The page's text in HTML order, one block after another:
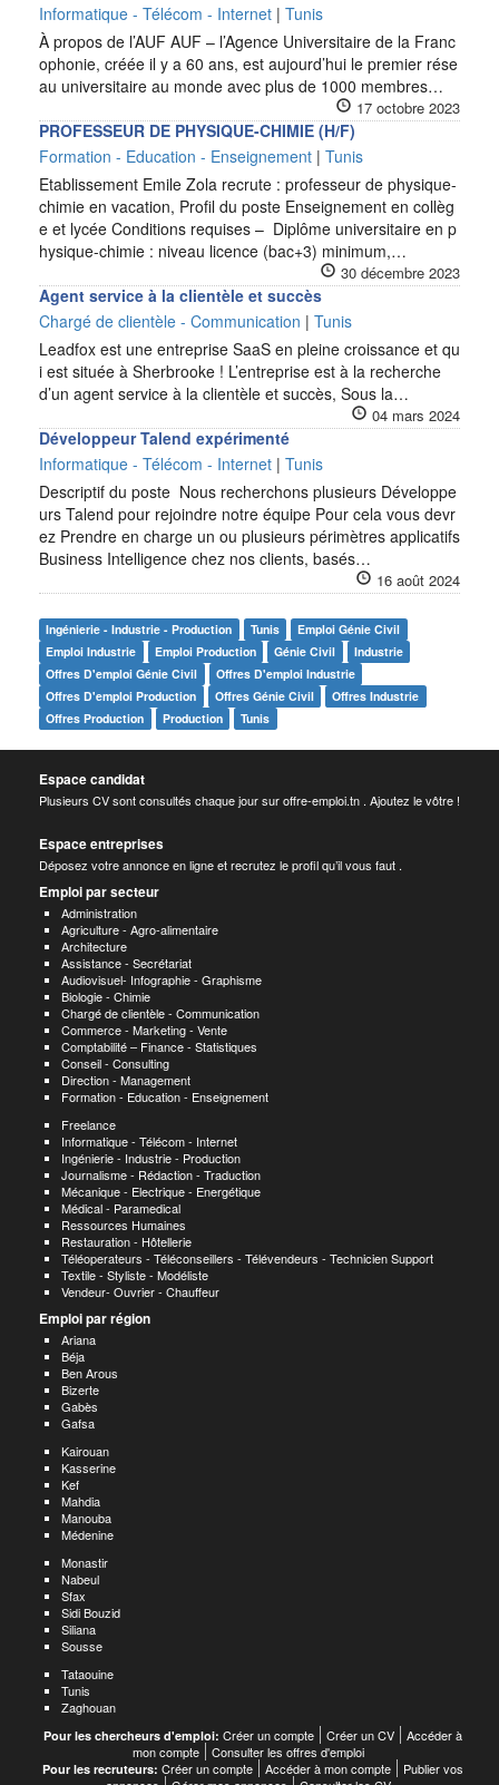
Informatique - Télécom - Internet | Tunis
À propos de l’AUF AUF – l’Agence Universitaire de la Franc
ophonie, créée il y a 60 ans, est aujourd’hui le premier rése
au universitaire au monde avec plus de 1000 membres…
17 octobre 2023
PROFESSEUR DE PHYSIQUE-CHIMIE (H/F)
Formation - Education - Enseignement | Tunis
Etablissement Emile Zola recrute : professeur de physique-
chimie en vacation, Profil du poste Enseignement en collèg
e et lycée Conditions requises – Diplôme universitaire en p
hysique-chimie : niveau licence (bac+3) minimum,…
30 décembre 2023
Agent service à la clientèle et succès
Chargé de clientèle - Communication | Tunis
Leadfox est une entreprise SaaS en pleine croissance et qu
i est située à Sherbrooke ! L’entreprise est à la recherche
d’un agent service à la clientèle et succès, Sous la…
04 mars 2024
Développeur Talend expérimenté
Informatique - Télécom - Internet | Tunis
Descriptif du poste Nous recherchons plusieurs Développe
urs Talend pour rejoindre notre équipe Pour cela vous devr
ez Prendre en charge un ou plusieurs périmètres applicatifs
Business Intelligence chez nos clients, basés…
16 août 2024
Ingénierie - Industrie - Production Tunis
Emploi Génie Civil
Emploi Industrie
Emploi Production Génie Civil
Industrie
Offres D'emploi Génie Civil
Offres D'emploi Industrie
Offres D'emploi Production
Offres Génie Civil
Offres Industrie
Offres Production
Production Tunis
Espace candidat
Plusieurs CV sont consultés chaque jour sur offre-emploi.tn . Ajoutez le vôtre !
Espace entreprises
Déposez votre annonce en ligne et recrutez le profil qu’il vous faut .
Emploi par secteur
Administration
Agriculture - Agro-alimentaire
Architecture
Assistance - Secrétariat
Audiovisuel- Infographie - Graphisme
Biologie - Chimie
Chargé de clientèle - Communication
Commerce - Marketing - Vente
Comptabilité – Finance - Statistiques
Conseil - Consulting
Direction - Management
Formation - Education - Enseignement
Freelance
Informatique - Télécom - Internet
Ingénierie - Industrie - Production
Journalisme - Rédaction - Traduction
Mécanique - Electrique - Energétique
Médical - Paramedical
Ressources Humaines
Restauration - Hôtellerie
Téléoperateurs - Téléconseillers - Télévendeurs - Technicien Support
Textile - Styliste - Modéliste
Vendeur- Ouvrier - Chauffeur
Emploi par région
Ariana
Béja
Ben Arous
Bizerte
Gabès
Gafsa
Kairouan
Kasserine
Kef
Mahdia
Manouba
Médenine
Monastir
Nabeul
Sfax
Sidi Bouzid
Siliana
Sousse
Tataouine
Tunis
Zaghouan
Pour les chercheurs d'emploi: Créer un compte Créer un CV
Accéder à
mon compte
Consulter les offres d'emploi
Pour les recruteurs: Créer un compte Accéder à mon compte
Publier vos